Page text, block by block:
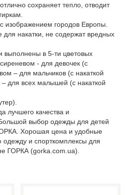
сохраняет тепло, отводит
изображением городов Европы.
для накатки, не содержат вредных
выполнены в 5-ти цветовых
- для девочек (с
– для мальчиков (с накаткой
для всех малышей (с накаткой
лучшего качества и
выбор одежды для детей
Хорошая цена и удобные
одежду и спорткомплексы для
ГОРКА (gorka.com.ua).